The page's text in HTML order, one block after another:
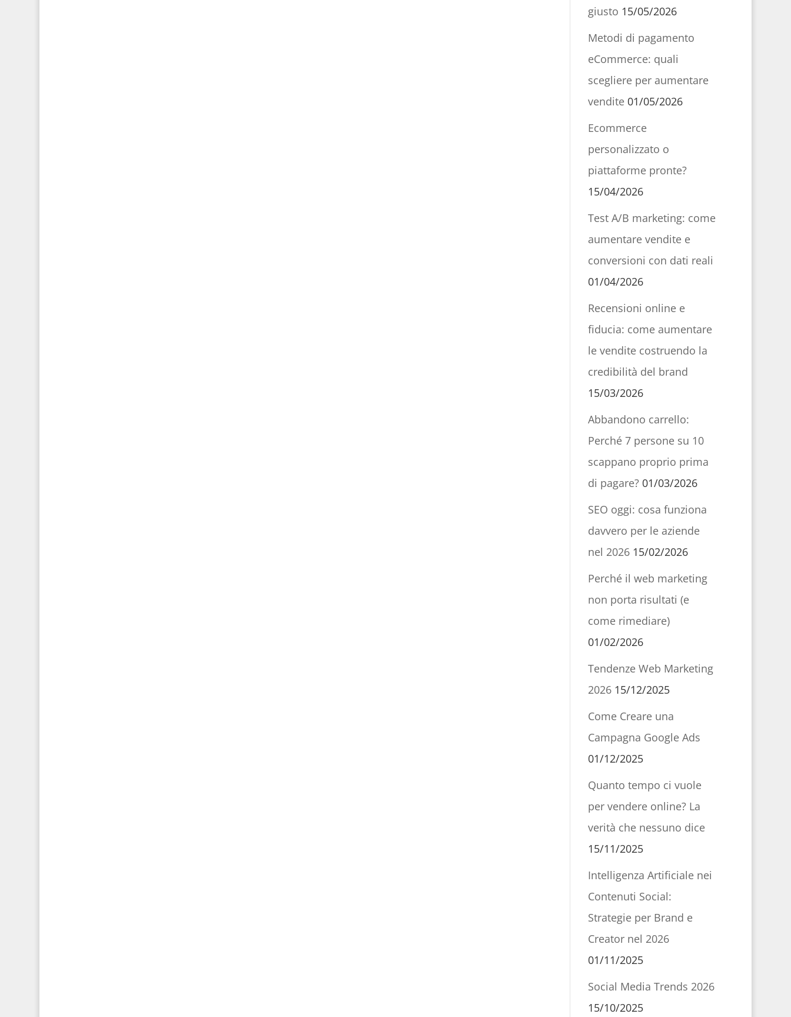
giusto 15/05/2026
Metodi di pagamento
eCommerce: quali
scegliere per aumentare
vendite 01/05/2026
Ecommerce
personalizzato o
piattaforme pronte?
15/04/2026
Test A/B marketing: come
aumentare vendite e
conversioni con dati reali
01/04/2026
Recensioni online e
fiducia: come aumentare
le vendite costruendo la
credibilità del brand
15/03/2026
Abbandono carrello:
Perché 7 persone su 10
scappano proprio prima
di pagare? 01/03/2026
SEO oggi: cosa funziona
davvero per le aziende
nel 2026 15/02/2026
Perché il web marketing
non porta risultati (e
come rimediare)
01/02/2026
Tendenze Web Marketing
2026 15/12/2025
Come Creare una
Campagna Google Ads
01/12/2025
Quanto tempo ci vuole
per vendere online? La
verità che nessuno dice
15/11/2025
Intelligenza Artificiale nei
Contenuti Social:
Strategie per Brand e
Creator nel 2026
01/11/2025
Social Media Trends 2026
15/10/2025